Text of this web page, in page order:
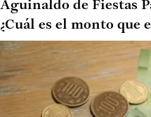
Aguinaldo de Fiestas
¿Cuál es el monto que